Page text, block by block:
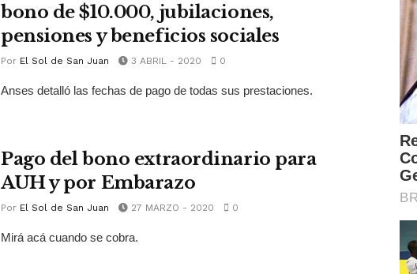
bono de $10.000, jubilaciones,
pensiones y beneficios sociales
Por El Sol de San Juan 3 ABRIL - 2020 0
Anses detalló las fechas de pago de todas sus prestaciones.
Pago del bono extraordinario para
AUH y por Embarazo
Por El Sol de San Juan 27 MARZO - 2020 0
Mirá acá cuando se cobra.